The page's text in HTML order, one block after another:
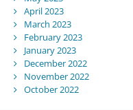
April 2023
March 2023
February 2023
January 2023
December 2022
November 2022
October 2022